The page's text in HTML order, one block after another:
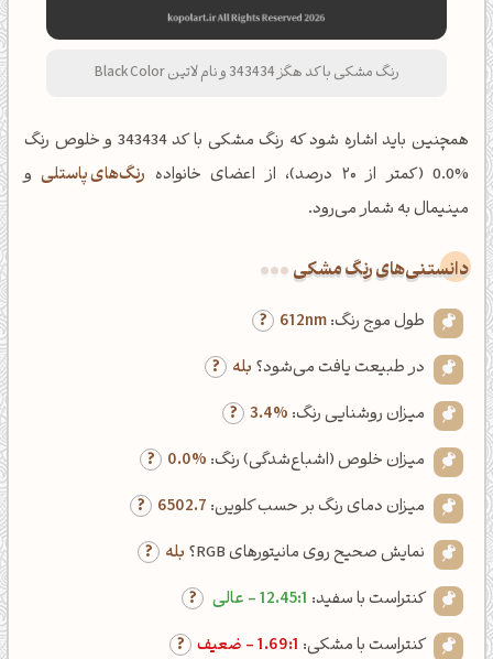
رنگ مشکی با کد هگز 343434 و نام لاتین Black Color
همچنین باید اشاره شود که رنگ مشکی با کد 343434 و خلوص رنگ
%0.0 (کمتر از ۲۰ درصد)، از اعضای خانواده
رنگ‌های پاستلیو
مینیمال به شمار می‌رود.
دانستنی‌های رنگ مشکی
طول موج رنگ:612nm
در طبیعت یافت می‌شود؟ بله
میزان روشنایی رنگ: 3.4%
میزان خلوص (اشباع‌شدگی) رنگ: 0.0%
میزان دمای رنگ بر حسب کلوین: 6502.7
نمایش صحیح روی مانیتورهای RGB؟
بله
کنتراست با سفید: 12.45:1 - عالی
کنتراست با مشکی: 1.69:1 - ضعیف